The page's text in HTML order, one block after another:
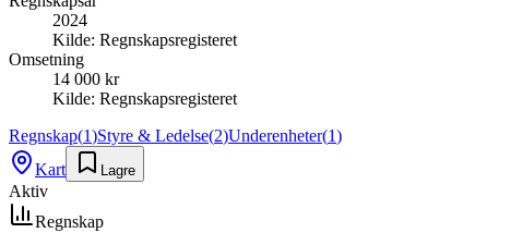
2024
Kilde: Regnskapsregisteret
Omsetning
14 000 kr
Kilde: Regnskapsregisteret
Regnskap(1)Styre & Ledelse(2)Underenheter(1)
Kart
Lagre
Aktiv
Regnskap